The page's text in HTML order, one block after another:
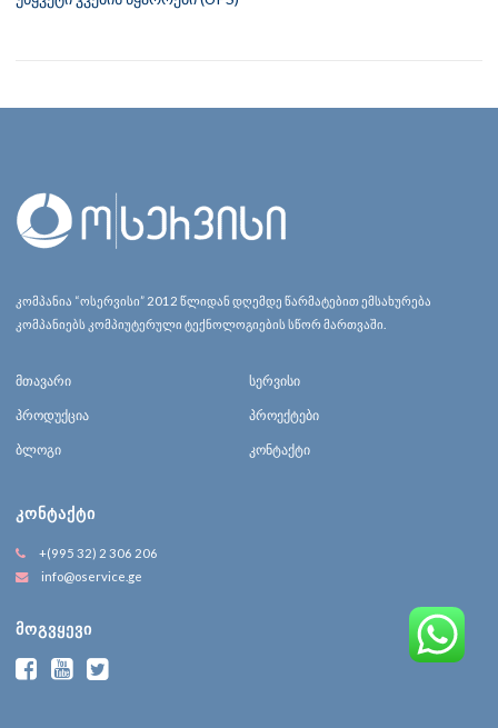
კომპანია “ოსერვისი” 2012 წლიდან დღემდე წარმატებით ემსახურება
კომპანიებს კომპიუტერული ტექნოლოგიების სწორ მართვაში.
მთავარი სერვისი
პროდუქცია პროექტები
ბლოგი კონტაქტი
ᲙᲝᲜᲢᲐᲥᲢᲘ
+(995 32) 2 306 206
info@oservice.ge
ᲛᲝᲒᲕᲧᲔᲕᲘ